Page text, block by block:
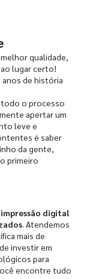
qualidade,
lugar certo!
anos de história
todo o processo
apertar um
leve e
é saber
da gente,
primeiro
impressão digital
. Atendemos
mais de
investir em
para
encontre tudo